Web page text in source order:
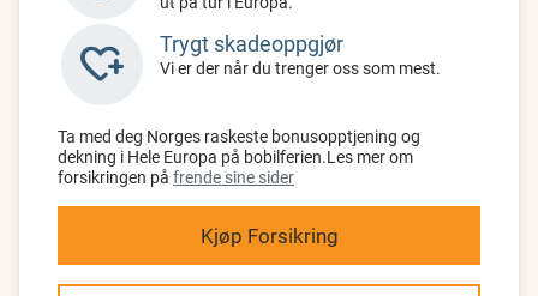
heart_plus Trygt skadeoppgjør
Vi er der når du trenger oss som mest.
Ta med deg Norges raskeste bonusopptjening og
dekning i Hele Europa på bobilferien.Les mer om
forsikringen på frende sine sider
Kjøp Forsikring